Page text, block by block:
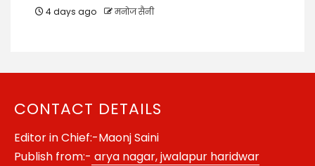
4 days ago मनोज सैनी
CONTACT DETAILS
Editor in Chief:-Maonj Saini
Publish from:- arya nagar, jwalapur haridwar